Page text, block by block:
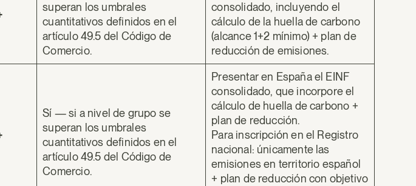
superan los umbrales
cuantitativos definidos en el
artículo 49.5 del Código de
Comercio.
consolidado, incluyendo el
cálculo de la huella de carbono
(alcance 1+2 mínimo) + plan de
reducción de emisiones.
Sí — si a nivel de grupo se
superan los umbrales
cuantitativos definidos en el
artículo 49.5 del Código de
Comercio.
Presentar en España el EINF
consolidado, que incorpore el
cálculo de huella de carbono +
plan de reducción.
Para inscripción en el Registro
nacional: únicamente las
emisiones en territorio español
+ plan de reducción con objetivo